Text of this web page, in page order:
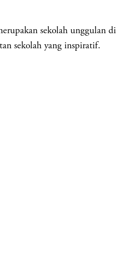
sekolah unggulan
sekolah yang inspiratif.